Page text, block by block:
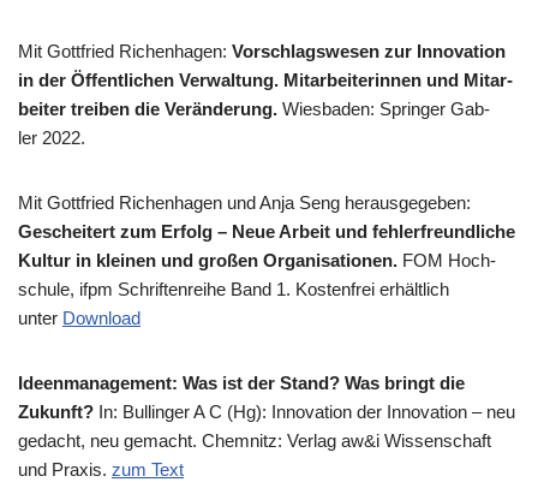
Mit Gott­fried Richen­ha­gen: Vor­schlags­we­sen zur Inno­va­ti­on
in der Öffent­li­chen Ver­wal­tung. Mit­ar­bei­te­rin­nen und Mit­ar­
bei­ter trei­ben die Ver­än­de­rung. Wies­ba­den: Sprin­ger Gab­
ler 2022.
Mit Gott­fried Richen­ha­gen und Anja Seng her­aus­ge­ge­ben:
Geschei­tert zum Erfolg – Neue Arbeit und feh­ler­freund­li­che
Kul­tur in klei­nen und gro­ßen Orga­ni­sa­tio­nen. FOM Hoch­
schu­le, ifpm Schrif­ten­rei­he Band 1. Kosten­frei erhält­lich
unter Down­load
Ideen­ma­nage­ment: Was ist der Stand? Was bringt die
Zukunft? In: Bul­lin­ger A C (Hg): Inno­va­ti­on der Inno­va­ti­on – neu
gedacht, neu gemacht. Chem­nitz: Ver­lag aw&i Wis­sen­schaft
und Pra­xis. zum Text